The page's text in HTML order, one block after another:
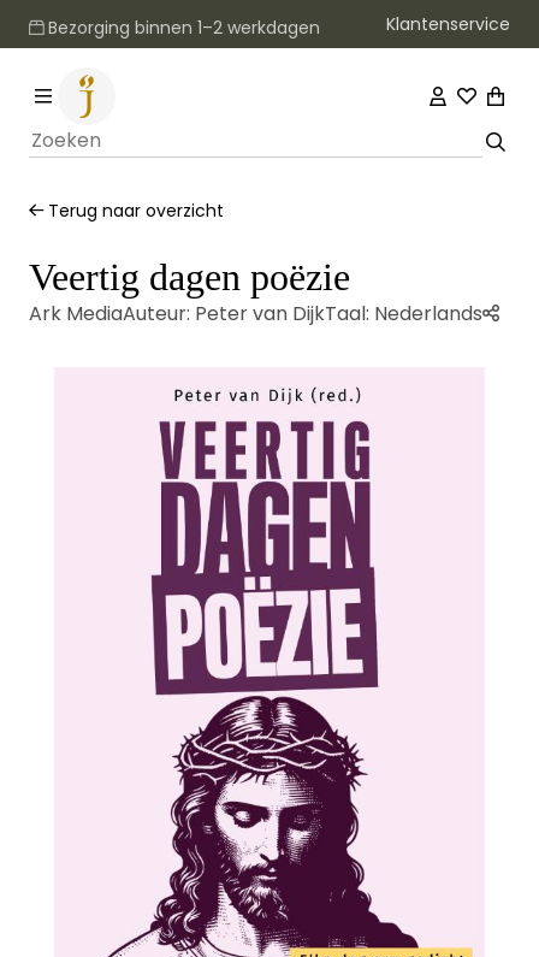
Bezorging binnen 1–2 werkdagen Klantenservice
Terug naar overzicht
Veertig dagen poëzie
Ark MediaAuteur: Peter van DijkTaal: Nederlands